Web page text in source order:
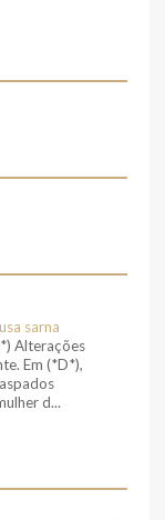
sarna
Alterações
Em (*D*),
d...